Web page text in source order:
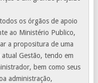
os órgãos de apoio
ao Ministério Publico,
a propositura de uma
Gestão, tendo em
bem como seus
administração,